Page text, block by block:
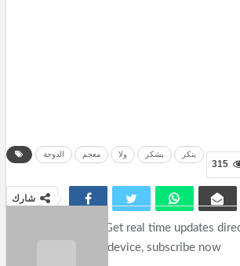
الدوحة معجم ولا يشكر ينكر
315
شارك
Get real time updates
device, subscribe now.